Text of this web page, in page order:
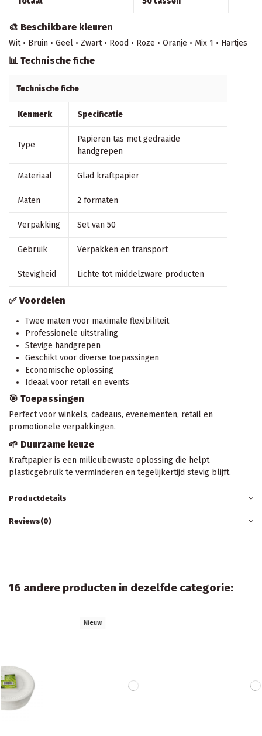
🎨 Beschikbare kleuren
Wit • Bruin • Geel • Zwart • Rood • Roze • Oranje • Mix 1 • Hartjes
📊 Technische fiche
Technische fiche
Kenmerk Specificatie
Type
Papieren tas met gedraaide
handgrepen
Materiaal Glad kraftpapier
Maten 2 formaten
Verpakking Set van 50
Gebruik Verpakken en transport
Stevigheid Lichte tot middelzware producten
✅ Voordelen
Twee maten voor maximale flexibiliteit
Professionele uitstraling
Stevige handgrepen
Geschikt voor diverse toepassingen
Economische oplossing
Ideaal voor retail en events
🎯 Toepassingen
Perfect voor winkels, cadeaus, evenementen, retail en
promotionele verpakkingen.
🌱 Duurzame keuze
Kraftpapier is een milieubewuste oplossing die helpt
plasticgebruik te verminderen en tegelijkertijd stevig blijft.
Productdetails
Reviews(0)
16 andere producten in dezelfde categorie: